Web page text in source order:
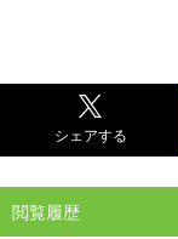
シェアする
閲覧履歴